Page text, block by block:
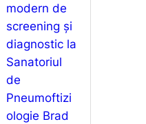
modern de
screening și
diagnostic la
Sanatoriul
de
Pneumoftizi
ologie Brad